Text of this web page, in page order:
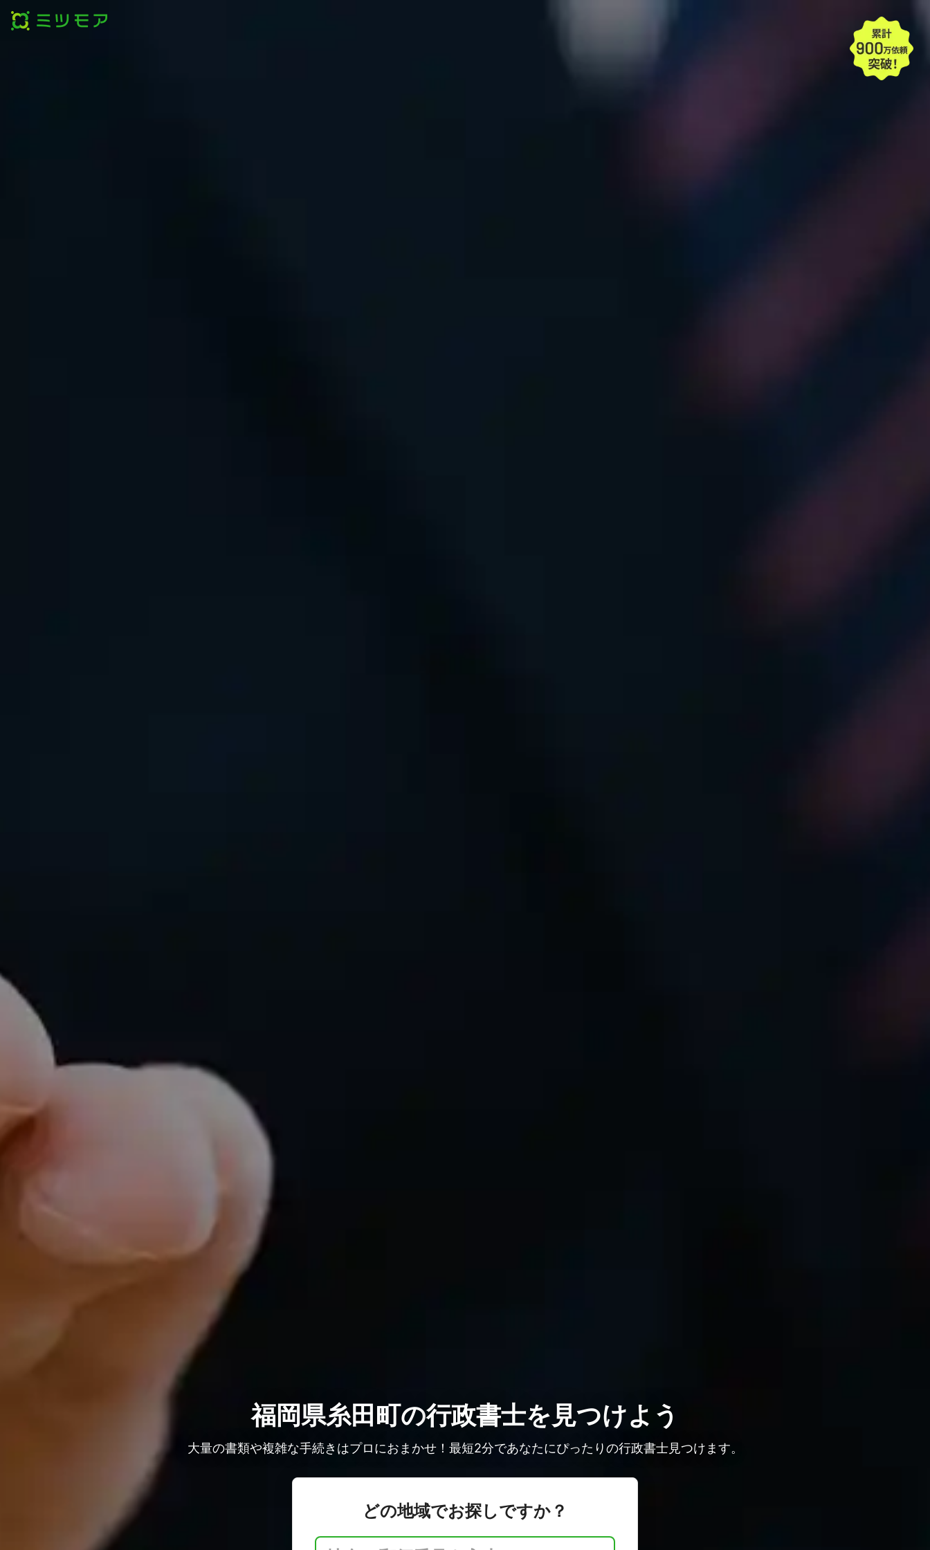
福岡県糸田町の行政書士を見つけよう
大量の書類や複雑な手続きはプロにおまかせ！最短2分であなたにぴったりの行政書士見つけます。
どの地域でお探しですか？